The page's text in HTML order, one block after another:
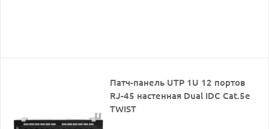
Патч-панель UTP 1U 12 портов
RJ-45 настенная Dual IDC Cat.5e
TWIST